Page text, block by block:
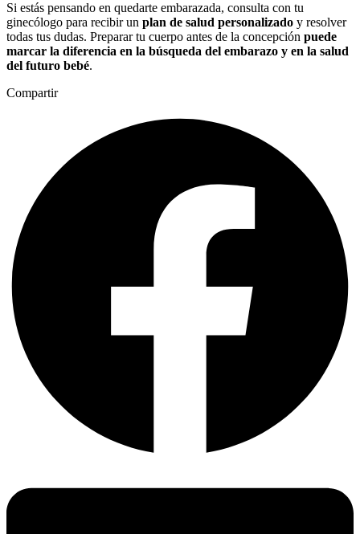
Si estás pensando en quedarte embarazada, consulta con tu
ginecólogo para recibir un plan de salud personalizado y resolver
todas tus dudas. Preparar tu cuerpo antes de la concepción puede
marcar la diferencia en la búsqueda del embarazo y en la salud
del futuro bebé.
Compartir